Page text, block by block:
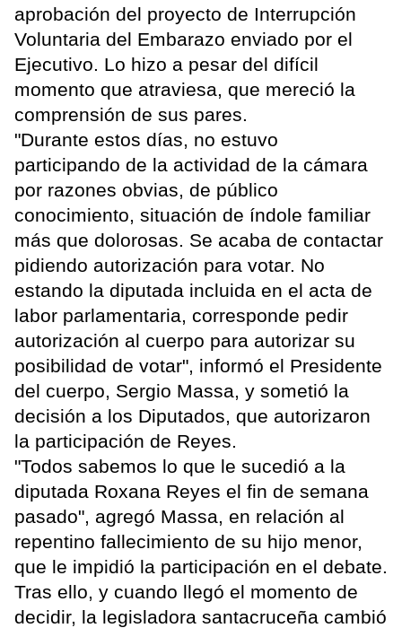
aprobación del proyecto de Interrupción
Voluntaria del Embarazo enviado por el
Ejecutivo. Lo hizo a pesar del difícil
momento que atraviesa, que mereció la
comprensión de sus pares.
"Durante estos días, no estuvo
participando de la actividad de la cámara
por razones obvias, de público
conocimiento, situación de índole familiar
más que dolorosas. Se acaba de contactar
pidiendo autorización para votar. No
estando la diputada incluida en el acta de
labor parlamentaria, corresponde pedir
autorización al cuerpo para autorizar su
posibilidad de votar", informó el Presidente
del cuerpo, Sergio Massa, y sometió la
decisión a los Diputados, que autorizaron
la participación de Reyes.
"Todos sabemos lo que le sucedió a la
diputada Roxana Reyes el fin de semana
pasado", agregó Massa, en relación al
repentino fallecimiento de su hijo menor,
que le impidió la participación en el debate.
Tras ello, y cuando llegó el momento de
decidir, la legisladora santacruceña cambió